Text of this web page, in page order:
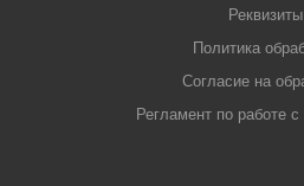
Реквизиты
Политика
Согласие на
Регламент по работе